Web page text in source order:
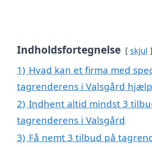
Indholdsfortegnelse skjul
1) Hvad kan et firma med
tagrenderens i Valsgård
2) Indhent altid mindst 3
tagrenderens i Valsgård
3) Få nemt 3 tilbud på